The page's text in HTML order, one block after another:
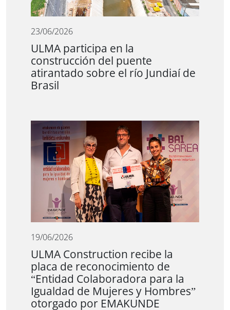
23/06/2026
ULMA participa en la
construcción del puente
atirantado sobre el río Jundiaí de
Brasil
19/06/2026
ULMA Construction recibe la
placa de reconocimiento de
“Entidad Colaboradora para la
Igualdad de Mujeres y Hombres”
otorgado por EMAKUNDE